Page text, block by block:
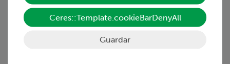
Los estudiantes calientan 100 g y 100 ml de agua y glicerina
cada uno con un serpentín de calentamiento eléctrico y miden
el aumento de la temperatura en función del tiempo.
Ceres::Template.cookieBarDenyAll
Guardar